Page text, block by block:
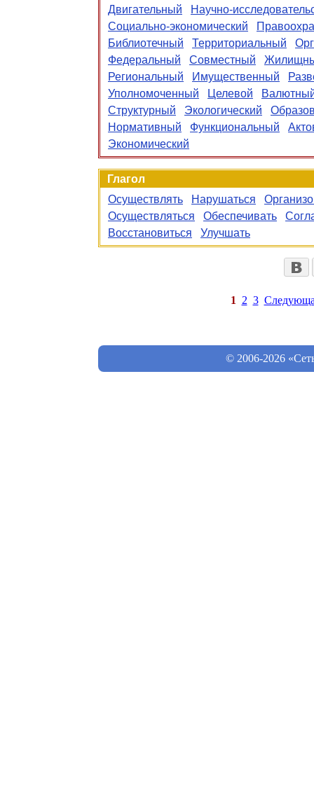
Двигательный
Научно-
Социально-экономический
Библиотечный
Территориальный
Федеральный
Совместный
Региональный
Имущественный
Уполномоченный
Целевой
Структурный
Экологический
Нормативный
Функциональный
Экономический
Глагол
Осуществлять
Нарушаться
Осуществляться
Обеспечивать
Восстановиться
Улучшать
1 2 3
© 2006-2026